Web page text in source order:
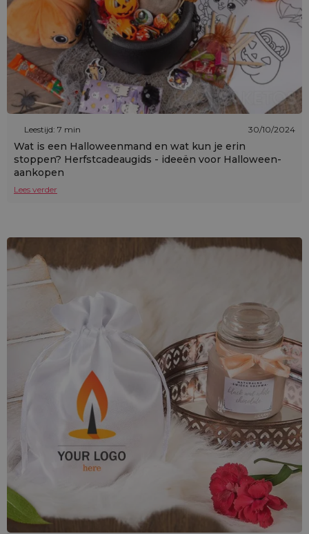
Leestijd: 7 min 30/10/2024
Wat is een Halloweenmand en wat kun je erin
stoppen? Herfstcadeaugids - ideeën voor Halloween-
aankopen
Lees verder